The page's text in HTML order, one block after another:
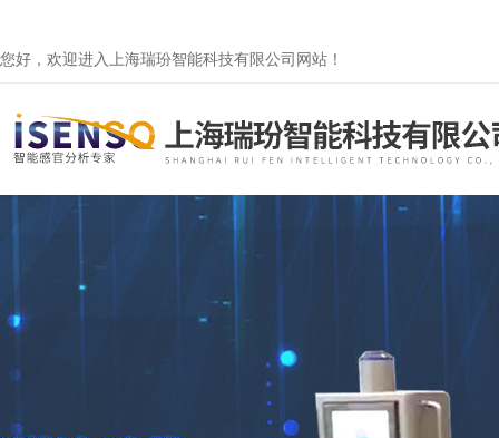
您好，欢迎进入上海瑞玢智能科技有限公司网站！